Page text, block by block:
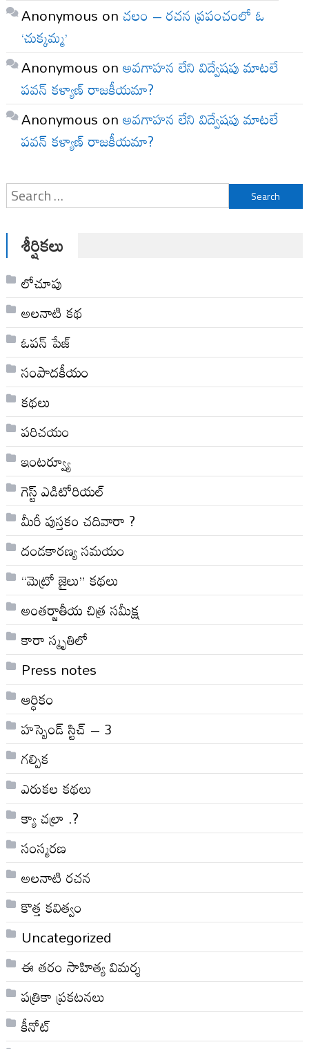
Anonymous onచలం – రచన ప్రపంచంలో ఓ
‘చుక్కమ్మ’
Anonymous onఅవగాహన లేని విద్వేషపు మాటలే
పవన్ కళ్యాణ్ రాజకీయమా?
Anonymous onఅవగాహన లేని విద్వేషపు మాటలే
పవన్ కళ్యాణ్ రాజకీయమా?
Search
for:
శీర్షికలు
లోచూపు
అల‌నాటి క‌థ‌
ఓపన్ పేజ్
సంపాదకీయం
కథలు
పరిచయం
ఇంటర్వ్యూ
గెస్ట్ ఎడిటోరియల్
మీరీ పుస్తకం చదివారా ?
దండకారణ్య సమయం
“మెట్రో జైలు” కథలు
అంతర్జాతీయ చిత్ర సమీక్ష
కారా స్మృతిలో
Press notes
ఆర్ధికం
హస్బెండ్ స్టిచ్ – 3
గల్పిక
ఎరుకల కథలు
క్యా చల్రా .?
సంస్మరణ
అలనాటి రచన
కొత్త కవిత్వం
Uncategorized
ఈ తరం సాహిత్య విమర్శ
పత్రికా ప్రకటనలు
కీనోట్